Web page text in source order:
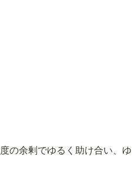
の余剰でゆるく助け合い、ゆ